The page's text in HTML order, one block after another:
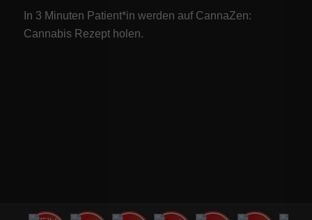
In 3 Minuten Patient*in werden auf CannaZen:
Cannabis Rezeptholen.